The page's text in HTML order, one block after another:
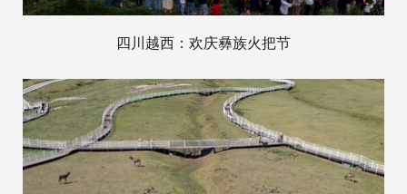
四川越西：欢庆彝族火把节